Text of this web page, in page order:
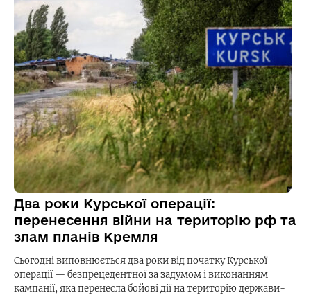
Два роки Курської операції:
перенесення війни на територію рф та
злам планів Кремля
Сьогодні виповнюється два роки від початку Курської
операції — безпрецедентної за задумом і виконанням
кампанії, яка перенесла бойові дії на територію держави-